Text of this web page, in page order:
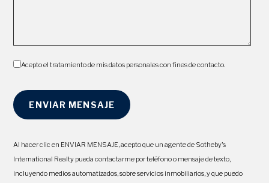
Acepto el tratamiento de mis datos personales con fines de contacto.
Al hacer clic en ENVIAR MENSAJE, acepto que un agente de Sotheby's
International Realty pueda contactarme por teléfono o mensaje de texto,
incluyendo medios automatizados, sobre servicios inmobiliarios, y que puedo